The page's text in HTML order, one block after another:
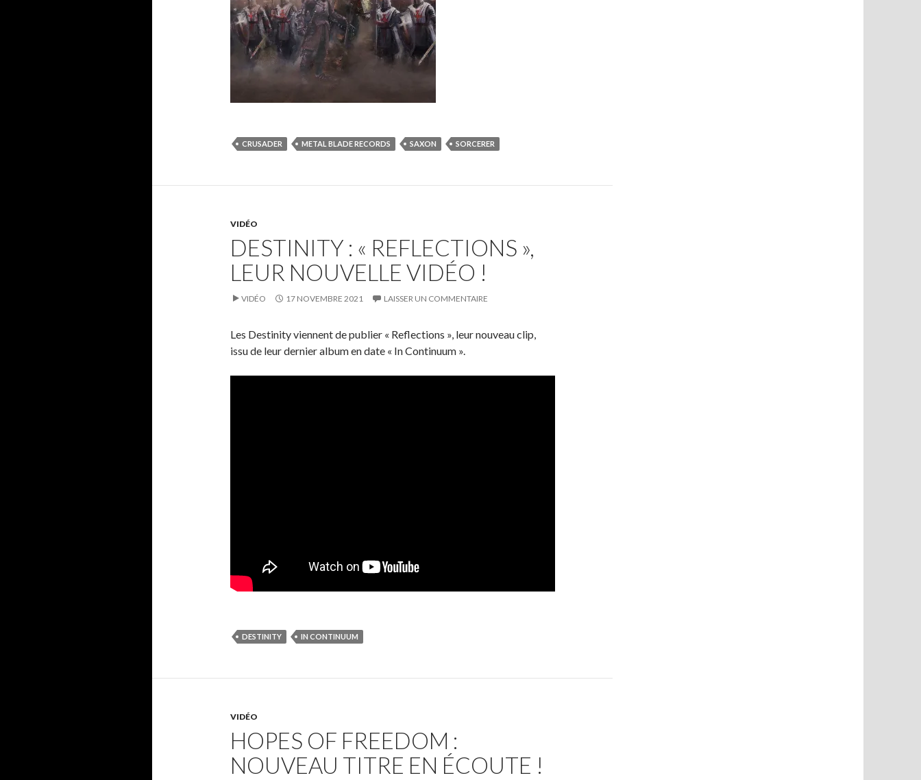
CRUSADER METAL BLADE RECORDS SAXON SORCERER
VIDÉO
DESTINITY : « REFLECTIONS »,
LEUR NOUVELLE VIDÉO !
VIDÉO 17 NOVEMBRE 2021 LAISSER UN COMMENTAIRE
Les Destinity viennent de publier « Reflections », leur nouveau clip,
issu de leur dernier album en date « In Continuum ».
DESTINITY IN CONTINUUM
VIDÉO
HOPES OF FREEDOM :
NOUVEAU TITRE EN ÉCOUTE !